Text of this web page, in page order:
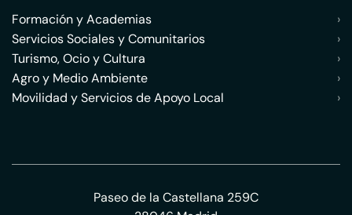
Formación y Academias
›
Servicios Sociales y Comunitarios
›
Turismo, Ocio y Cultura
›
Agro y Medio Ambiente
›
Movilidad y Servicios de Apoyo Local
›
Paseo de la Castellana 259C